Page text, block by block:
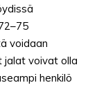
voidaan
jalat voivat olla
henkilö